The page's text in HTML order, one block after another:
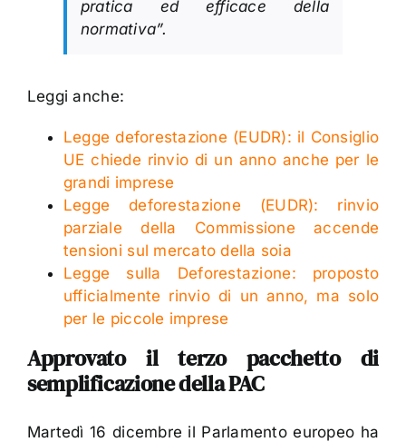
pratica ed efficace della
normativa”.
Leggi anche:
Legge deforestazione (EUDR): il Consiglio
UE chiede rinvio di un anno anche per le
grandi imprese
Legge deforestazione (EUDR): rinvio
parziale della Commissione accende
tensioni sul mercato della soia
Legge sulla Deforestazione: proposto
ufficialmente rinvio di un anno, ma solo
per le piccole imprese
Approvato il terzo pacchetto di
semplificazione della PAC
Martedì 16 dicembre il Parlamento europeo ha